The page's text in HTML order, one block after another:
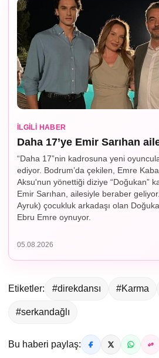
İLGILI HABER
Daha 17’ye Emir Sarıhan
“Daha 17”nin kadrosuna yeni
ediyor. Bodrum’da çekilen, Emre
Aksu'nun yönettiği diziye “Doğukan”
Emir Sarıhan, ailesiyle beraber
Ayruk) çocukluk arkadaşı olan
Ebru Emre oynuyor.
05.08.2026
Etiketler: #direkdansı #Karma
#serkandağlı
Bu haberi paylaş: